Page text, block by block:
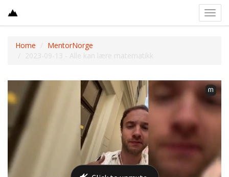
Home
MentorNorge
2023-09-13 - Alle kan lære matematikk